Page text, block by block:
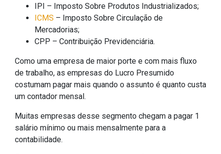
IPI – Imposto Sobre Produtos Industrializados;
ICMS – Imposto Sobre Circulação de
Mercadorias;
CPP – Contribuição Previdenciária.
Como uma empresa de maior porte e com mais fluxo
de trabalho, as empresas do Lucro Presumido
costumam pagar mais quando o assunto é quanto custa
um contador mensal.
Muitas empresas desse segmento chegam a pagar 1
salário mínimo ou mais mensalmente para a
contabilidade.